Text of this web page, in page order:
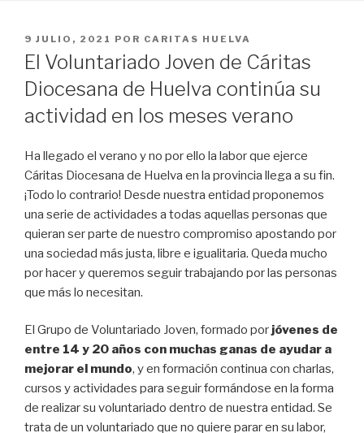
PUBLICADO
EN
9 JULIO, 2021 POR CARITAS HUELVA
El Voluntariado Joven de Cáritas
Diocesana de Huelva continúa su
actividad en los meses verano
Ha llegado el verano y no por ello la labor que ejerce
Cáritas Diocesana de Huelva en la provincia llega a su fin.
¡Todo lo contrario! Desde nuestra entidad proponemos
una serie de actividades a todas aquellas personas que
quieran ser parte de nuestro compromiso apostando por
una sociedad más justa, libre e igualitaria. Queda mucho
por hacer y queremos seguir trabajando por las personas
que más lo necesitan.
El Grupo de Voluntariado Joven, formado porjóvenes de
entre 14 y 20 años con muchas ganas de ayudar a
mejorar el mundo, y en formación continua con charlas,
cursos y actividades para seguir formándose en la forma
de realizar su voluntariado dentro de nuestra entidad. Se
trata de un voluntariado que no quiere parar en su labor,